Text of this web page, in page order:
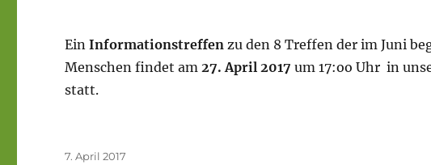
EinInformationstreffen zu den 8 Treffen der im Juni
Menschen findet am27. April 2017 um 17:oo Uhr in
statt.
Veröffentlicht
7. April 2017